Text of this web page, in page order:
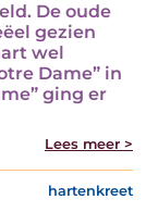
De oude
gezien
wel
Dame” in
ging er
Lees meer >
hartenkreet